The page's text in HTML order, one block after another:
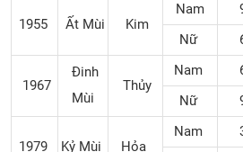
1955 Ất Mùi Kim
Nam
Nữ
1967
Đinh
Mùi
Thủy
Nam
Nữ
1979 Kỷ Mùi Hỏa
Nam